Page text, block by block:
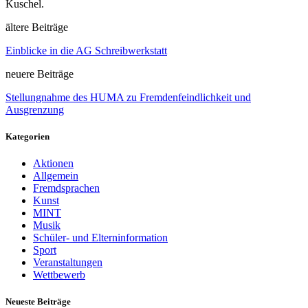
Kuschel.
ältere Beiträge
Einblicke in die AG Schreibwerkstatt
neuere Beiträge
Stellungnahme des HUMA zu Fremdenfeindlichkeit und
Ausgrenzung
Kategorien
Aktionen
Allgemein
Fremdsprachen
Kunst
MINT
Musik
Schüler- und Elterninformation
Sport
Veranstaltungen
Wettbewerb
Neueste Beiträge